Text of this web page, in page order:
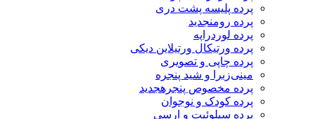
پرده پلیسه پشت دری
پرده رومنجدید
پرده لوردراپه
پرده ورتیکال ورتیلاین دیکی
پرده چاپی و تصویری
مینی‌زبرا و شید پنجره
پرده مخصوص پنجره جدید
پرده کودک و نوجوان
پرده سیلوئیت و ارسی